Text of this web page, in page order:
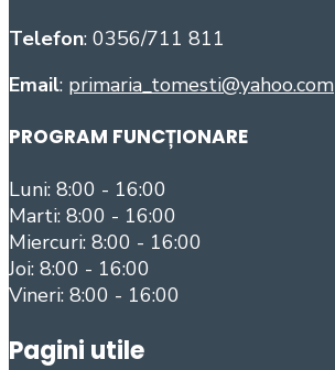
Telefon: 0356/711 811
Email: primaria_tomesti@yahoo.com
PROGRAM FUNCȚIONARE
Luni: 8:00 - 16:00
Marti: 8:00 - 16:00
Miercuri: 8:00 - 16:00
Joi: 8:00 - 16:00
Vineri: 8:00 - 16:00
Pagini utile